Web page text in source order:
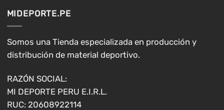
se
pueden
elegir
en
página
de
producto
MIDEPORTE.PE
Somos una Tienda especializada en producción y
distribución de material deportivo.
RAZÓN SOCIAL:
MI DEPORTE PERU E.I.R.L.
RUC: 20608922114